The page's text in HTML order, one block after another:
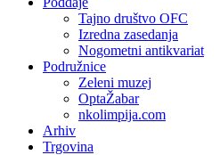
Tajno društvo OFC
Izredna zasedanja
Nogometni antikvariat
Podružnice
Zeleni muzej
OptaŽabar
nkolimpija.com
Arhiv
Trgovina